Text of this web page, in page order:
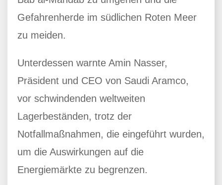
Gefahrenherde im südlichen Roten Meer
zu meiden.
Unterdessen warnte Amin Nasser,
Präsident und CEO von Saudi Aramco,
vor schwindenden weltweiten
Lagerbeständen, trotz der
Notfallmaßnahmen, die eingeführt wurden,
um die Auswirkungen auf die
Energiemärkte zu begrenzen.